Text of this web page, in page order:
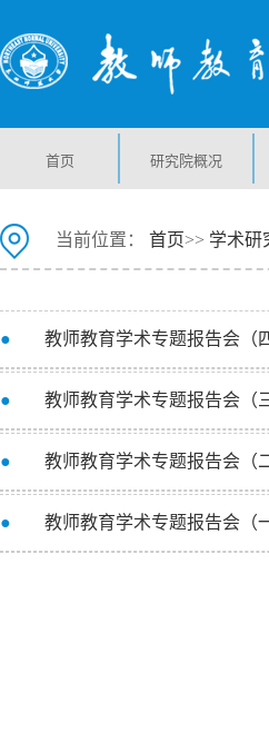
首页 研究院概况
当前位置： 首页>> 学术研
● 教师教育学术专题报告会（
● 教师教育学术专题报告会（
● 教师教育学术专题报告会（
● 教师教育学术专题报告会（